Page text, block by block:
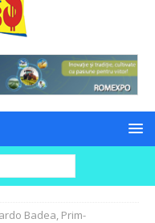
Badea, Prim-